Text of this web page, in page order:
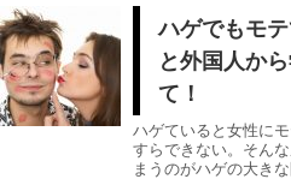
ハゲでもモ
と外国人か
て！
ハゲていると女性に
すらできない。そん
まうのがハゲの大き